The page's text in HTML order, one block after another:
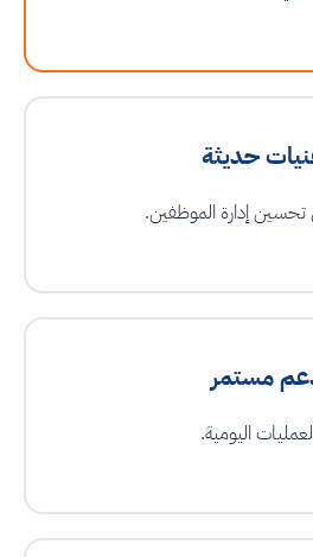
حديثة
تحسين إدارة الموظفين.
مستمر
اليومية.